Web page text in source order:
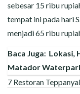
sebesar 15 ribu
tempat ini pada hari
menjadi 65 ribu
Baca Juga: Lokasi,
Matador
7 Restoran